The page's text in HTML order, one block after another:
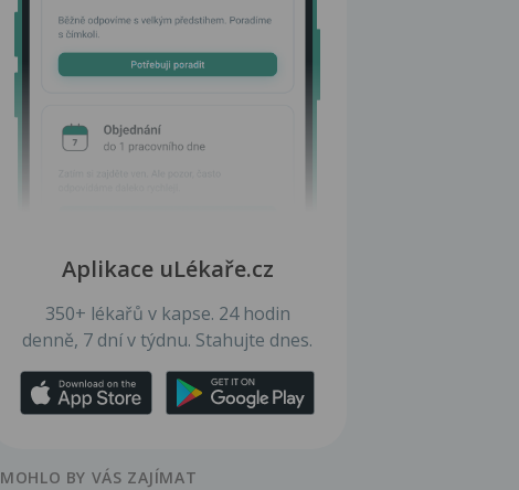
Aplikace uLékaře.cz
350+ lékařů v kapse. 24 hodin
denně, 7 dní v týdnu. Stahujte dnes.
MOHLO BY VÁS ZAJÍMAT